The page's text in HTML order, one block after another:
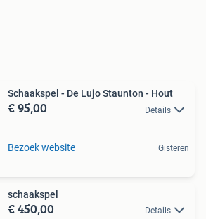
Schaakspel - De Lujo Staunton - Hout
€ 95,00 Details
Bezoek website Gisteren
schaakspel
€ 450,00 Details